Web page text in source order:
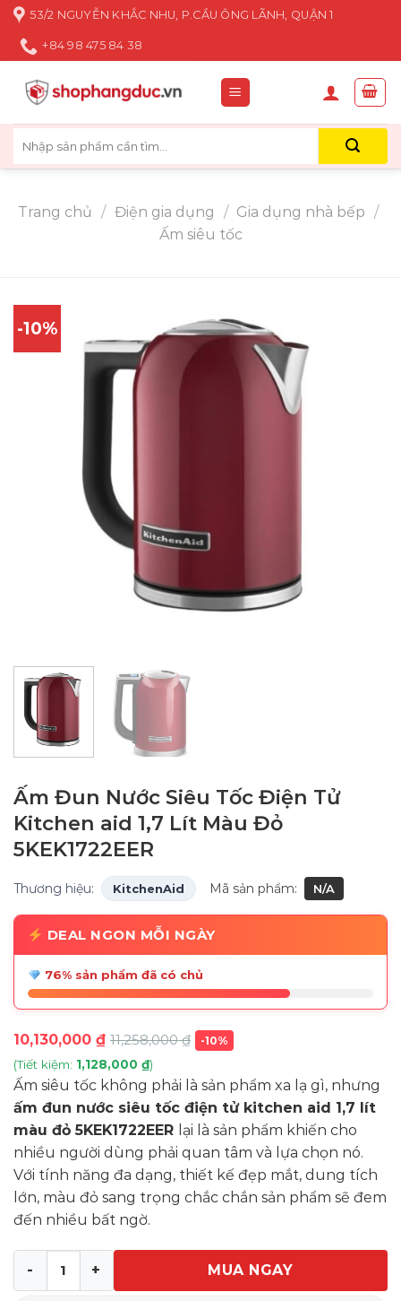
Skip
content
53/2 NGUYỄN KHẮC NHU, P.CẦU ÔNG LÃNH, QUẬN 1
+84 98 475 84 38
kiếm:
Trang chủ / Điện gia dụng / Gia dụng nhà bếp /
Ấm siêu tốc
-10%
Ấm Đun Nước Siêu Tốc Điện Tử
Kitchen aid 1,7 Lít Màu Đỏ
5KEK1722EER
Thương hiệu: KitchenAid Mã sản phẩm: N/A
DEAL NGON MỖI NGÀY
76% sản phẩm đã có chủ
10,130,000 ₫ 11,258,000₫ -10%
(Tiết kiệm: 1,128,000 ₫)
Ấm siêu tốc không phải là sản phẩm xa lạ gì, nhưng
ấm đun nước siêu tốc điện tử kitchen aid 1,7 lít
màu đỏ 5KEK1722EER lại là sản phẩm khiến cho
nhiều người dùng phải quan tâm và lựa chọn nó.
Với tính năng đa dạng, thiết kế đẹp mắt, dung tích
lớn, màu đỏ sang trọng chắc chắn sản phẩm sẽ đem
đến nhiều bất ngờ.
Ấm Đun Nước Siêu Tốc Điện Tử Kitchen aid 1,7 Lít Màu
MUA NGAY